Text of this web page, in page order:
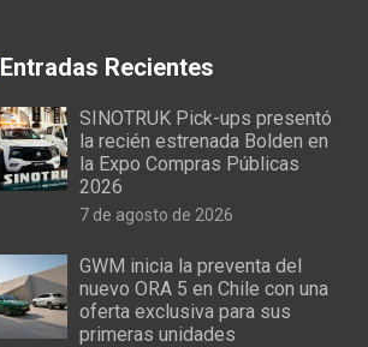
Entradas Recientes
SINOTRUK Pick-ups presentó
la recién estrenada Bolden en
la Expo Compras Públicas
2026
7 de agosto de 2026
GWM inicia la preventa del
nuevo ORA 5 en Chile con una
oferta exclusiva para sus
primeras unidades